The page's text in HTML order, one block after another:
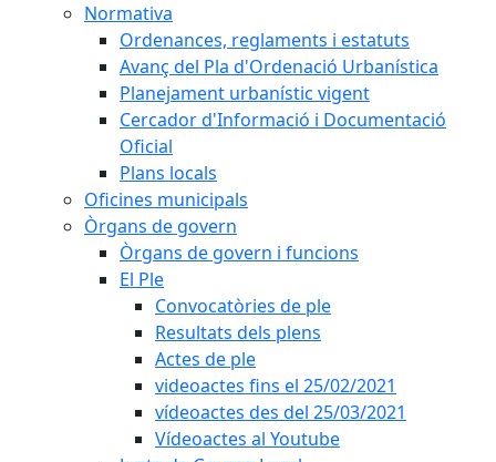
Normativa
Ordenances, reglaments i estatuts
Avanç del Pla d'Ordenació Urbanística
Planejament urbanístic vigent
Cercador d'Informació i Documentació
Oficial
Plans locals
Oficines municipals
Òrgans de govern
Òrgans de govern i funcions
El Ple
Convocatòries de ple
Resultats dels plens
Actes de ple
videoactes fins el 25/02/2021
vídeoactes des del 25/03/2021
Vídeoactes al Youtube